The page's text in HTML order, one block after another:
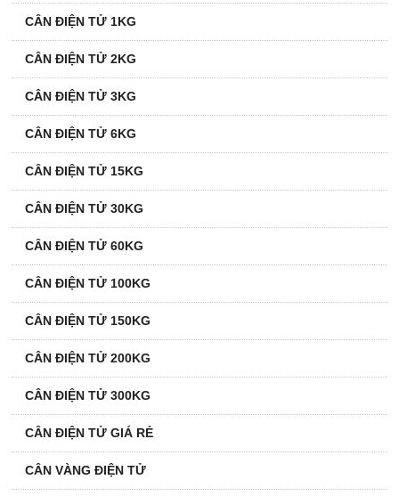
CÂN ĐIỆN TỬ 1KG
CÂN ĐIỆN TỬ 2KG
CÂN ĐIỆN TỬ 3KG
CÂN ĐIỆN TỬ 6KG
CÂN ĐIỆN TỬ 15KG
CÂN ĐIỆN TỬ 30KG
CÂN ĐIỆN TỬ 60KG
CÂN ĐIỆN TỬ 100KG
CÂN ĐIỆN TỬ 150KG
CÂN ĐIỆN TỬ 200KG
CÂN ĐIỆN TỬ 300KG
CÂN ĐIỆN TỬ GIÁ RẺ
CÂN VÀNG ĐIỆN TỬ